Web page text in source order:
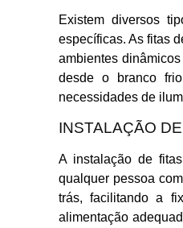
Existem diversos
específicas. As fitas
ambientes
desde o branco
necessidades de
INSTALAÇÃO
A instalação de
qualquer pessoa
trás, facilitando a
alimentação